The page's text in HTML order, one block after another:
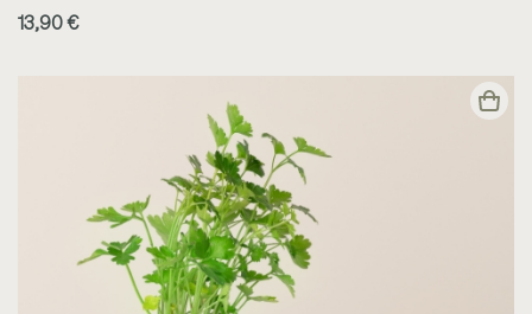
13,90 €